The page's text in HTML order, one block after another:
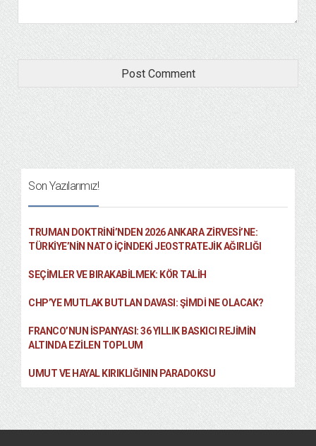
Son Yazılarımız!
TRUMAN DOKTRINI’NDEN 2026 ANKARA ZIRVESI’NE:
TÜRKIYE’NIN NATO İÇINDEKI JEOSTRATEJIK AĞIRLIĞI
SEÇIMLER VE BIRAKABILMEK: KÖR TALIH
CHP’YE MUTLAK BUTLAN DAVASI: ŞİMDİ NE OLACAK?
FRANCO’NUN İSPANYASI: 36 YILLIK BASKICI REJIMIN
ALTINDA EZILEN TOPLUM
UMUT VE HAYAL KIRIKLIĞININ PARADOKSU